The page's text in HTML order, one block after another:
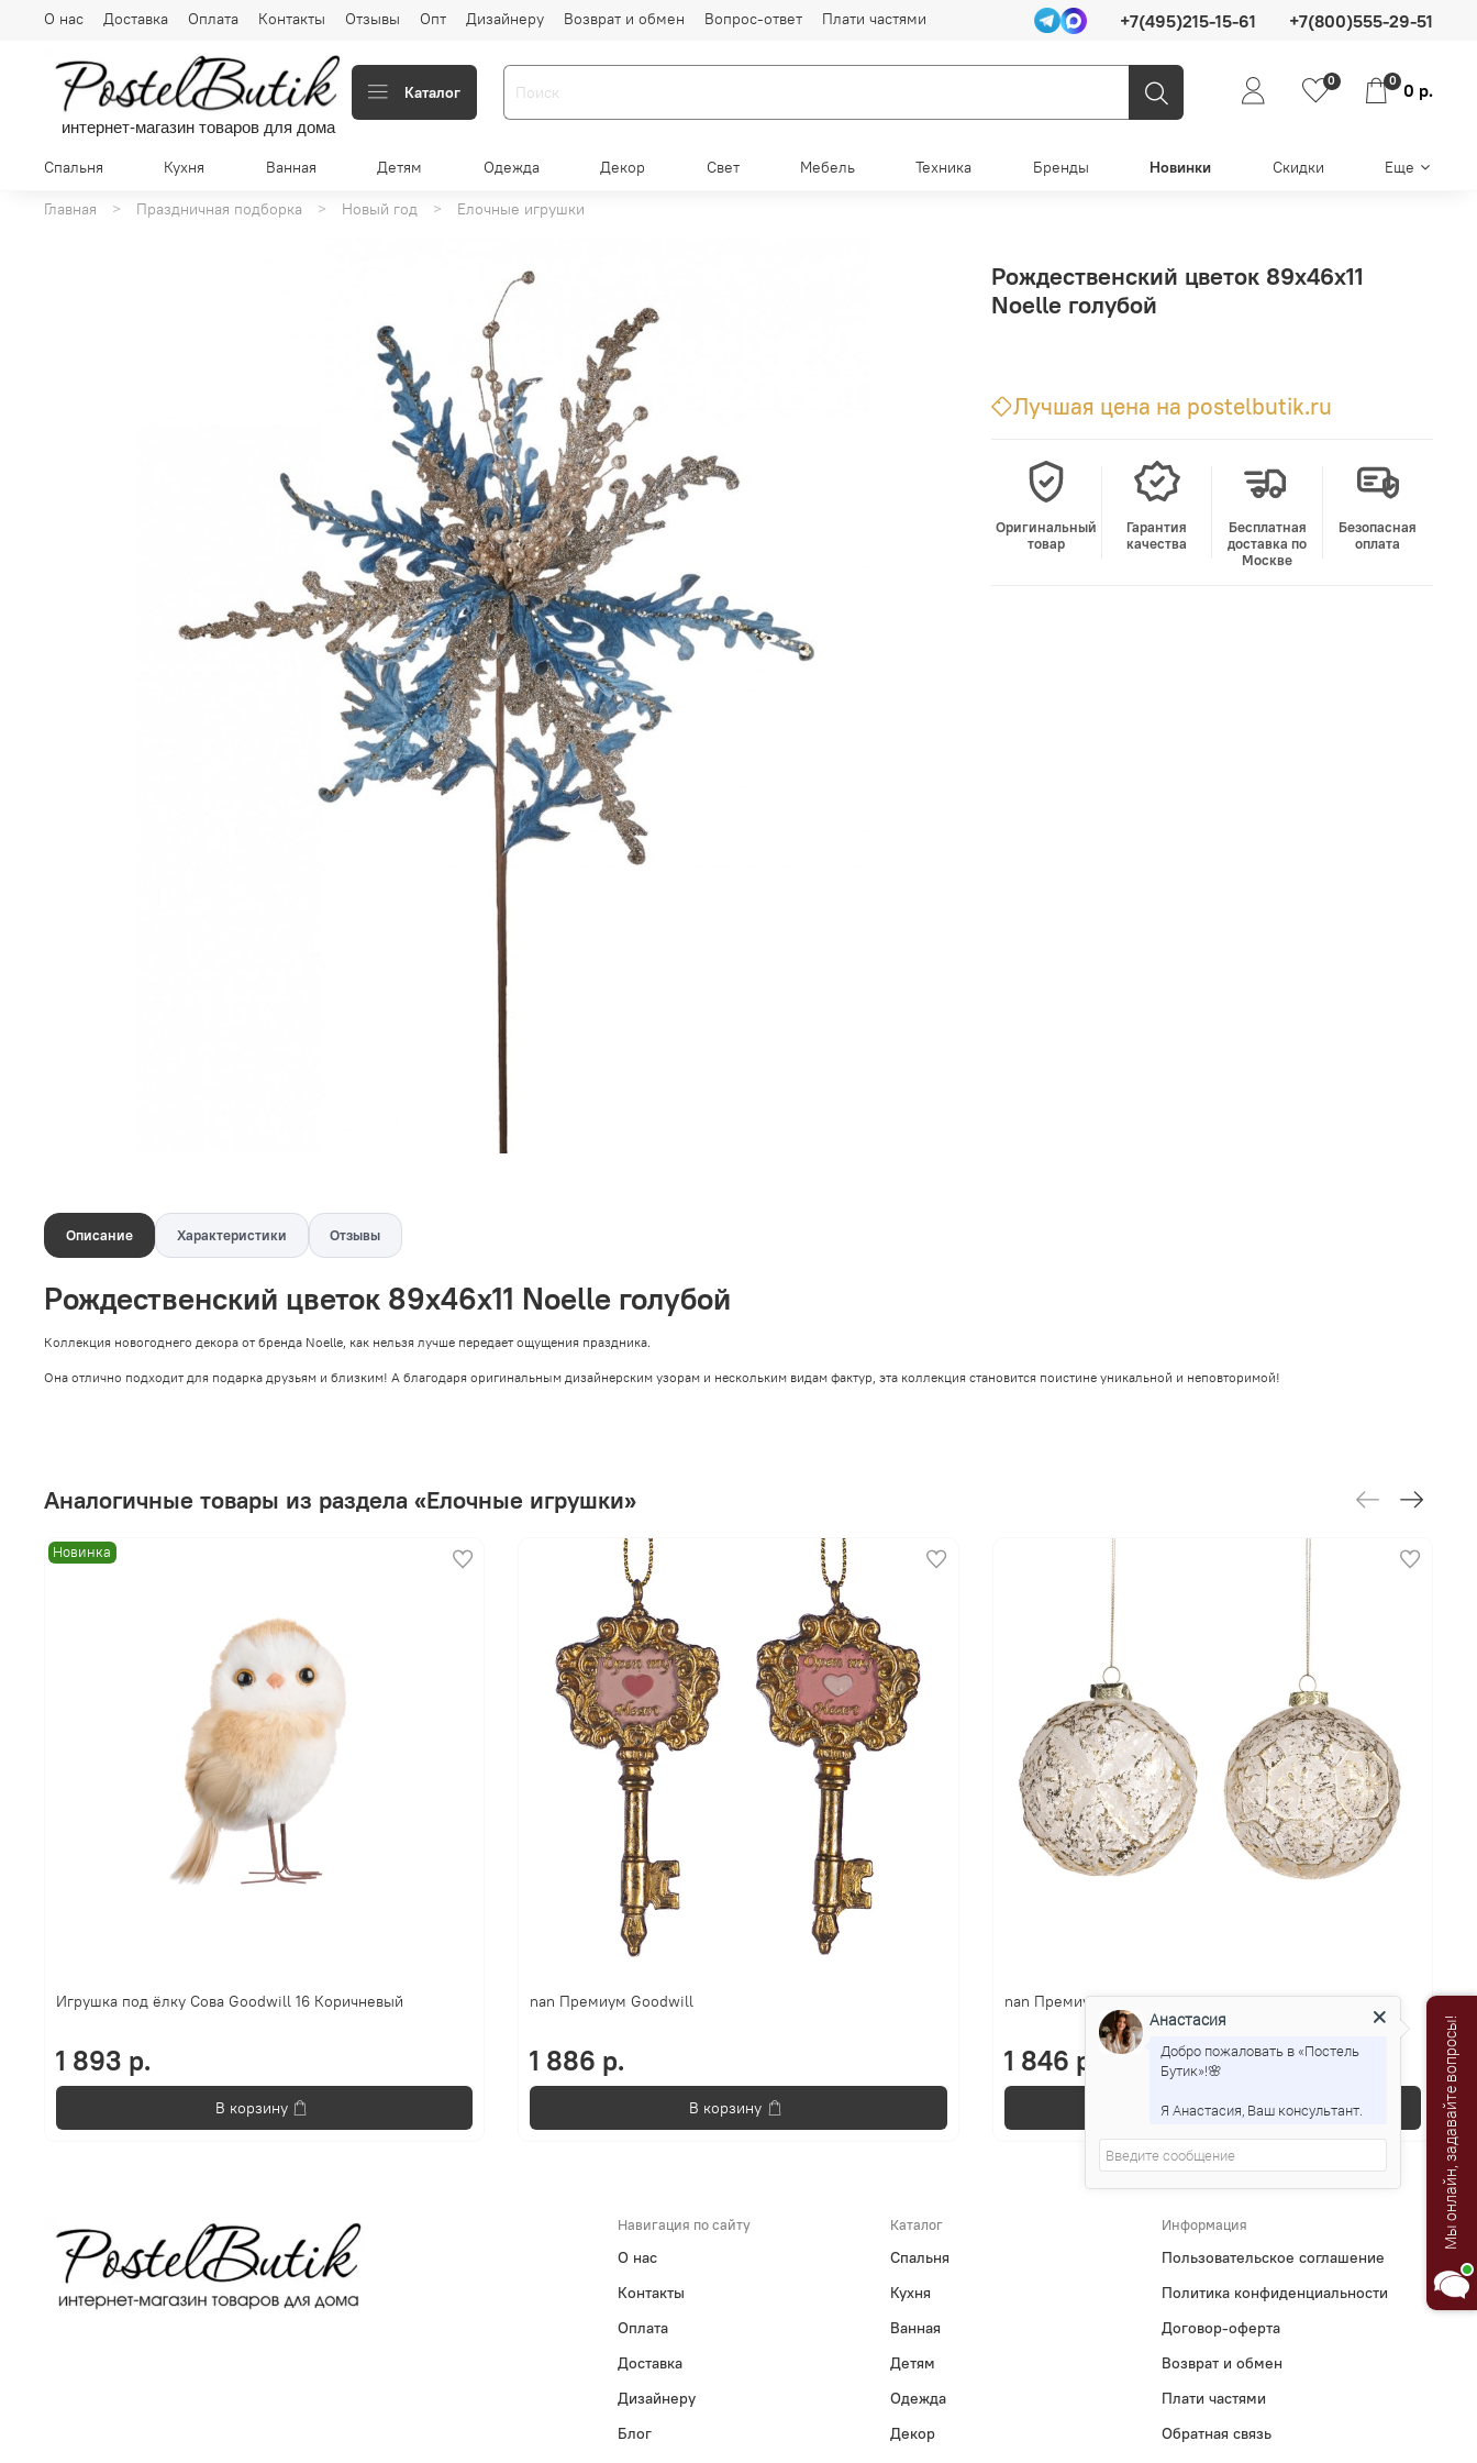
О нас Доставка Оплата Контакты Отзывы Опт Дизайнеру Возврат и обмен Вопрос-ответ Плати частями +7(495)215-15-61 +7(800)555-29-51
интернет-магазин товаров для дома
Каталог
0 0 0 р.
Спальня Кухня Ванная Детям Одежда Декор Свет Мебель Техника Бренды Новинки Скидки Еще
Главная Праздничная подборка Новый год Елочные игрушки
Рождественский цветок 89х46х11
Noelle голубой
Лучшая цена на postelbutik.ru
Оригинальный
товар
Гарантия
качества
Бесплатная
доставка по
Москве
Безопасная
оплата
Описание Характеристики Отзывы
Рождественский цветок 89х46х11 Noelle голубой
Коллекция новогоднего декора от бренда Noelle, как нельзя лучше передает ощущения праздника.
Она отлично подходит для подарка друзьям и близким! А благодаря оригинальным дизайнерским узорам и нескольким видам фактур, эта коллекция становится поистине уникальной и неповторимой!
Аналогичные товары из раздела «Елочные игрушки»
Новинка
Игрушка под ёлку Сова Goodwill 16 Коричневый
1 893 р.
В корзину
nan Премиум Goodwill
1 886 р.
В корзину
nan Премиум Goodwill
1 846 р.
В корзину
Навигация по сайту
О нас
Контакты
Оплата
Доставка
Дизайнеру
Блог
Каталог
Спальня
Кухня
Ванная
Детям
Одежда
Декор
Информация
Пользовательское соглашение
Политика конфиденциальности
Договор-оферта
Возврат и обмен
Плати частями
Обратная связь
Мы онлайн, задавайте вопросы!
Анастасия
Добро пожаловать в «Постель
Бутик»!🌸
Я Анастасия, Ваш консультант.